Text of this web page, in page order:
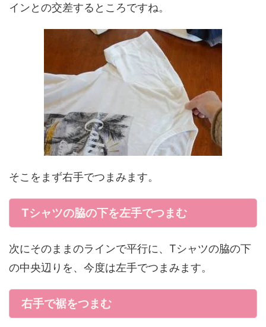
インとの交差するところですね。
そこをまず右手でつまみます。
Tシャツの脇の下を左手でつまむ
次にそのままのラインで平行に、Tシャツの脇の下
の中央辺りを、今度は左手でつまみます。
右手で裾をつまむ